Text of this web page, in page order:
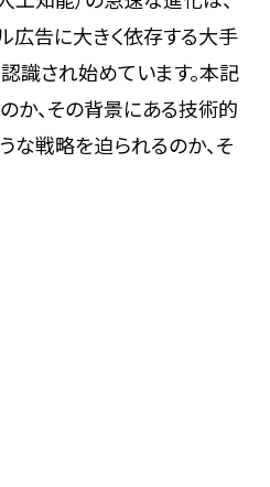
広告に大きく依存する大手
識され始めています。本記
か、その背景にある技術的
な戦略を迫られるのか、そ